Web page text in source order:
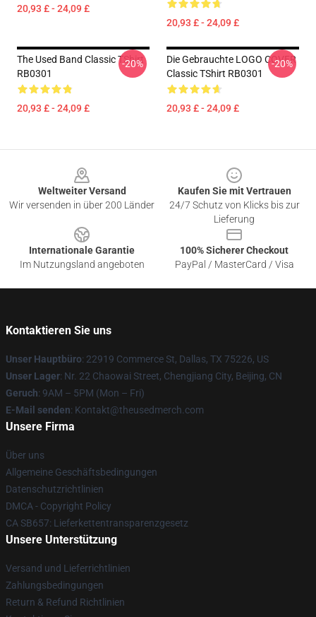
20,93 £ - 24,09 £
20,93 £ - 24,09 £
The Used Band Classic TShirt
RB0301
20,93 £ - 24,09 £
-20%
Die Gebrauchte LOGO COVER
Classic TShirt RB0301
20,93 £ - 24,09 £
-20%
Weltweiter Versand
Wir versenden in über 200 Länder
Kaufen Sie mit Vertrauen
24/7 Schutz von Klicks bis zur
Lieferung
Internationale Garantie
Im Nutzungsland angeboten
100% Sicherer Checkout
PayPal / MasterCard / Visa
Kontaktieren Sie uns
Unser Hauptbüro: 22919 Commerce St, Dallas, TX 75226, US
Unser Lager: Nr. 22 Chaowai Street, Chengjiang City, Beijing, CN
Geruch: 9AM – 5PM (Mon – Fri)
E-Mail senden: Kontakt@theusedmerch.com
Unsere Firma
Über uns
Allgemeine Geschäftsbedingungen
Datenschutzrichtlinien
DMCA - Copyright Policy
CA SB657: Lieferkettentransparenzgesetz
Unsere Unterstützung
Versand und Lieferrichtlinien
Zahlungsbedingungen
Return & Refund Richtlinien